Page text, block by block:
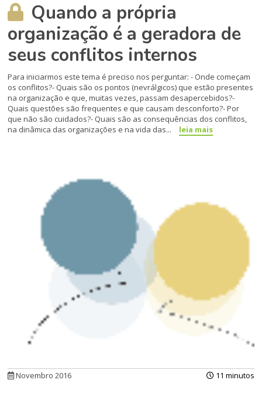
Quando a própria
organização é a geradora de
seus conflitos internos
Para iniciarmos este tema é preciso nos perguntar: - Onde começam
os conflitos?- Quais são os pontos (nevrálgicos) que estão pre­sentes
na organização e que, muitas vezes, pas­sam desapercebidos?-
Quais questões são frequentes e que causam desconforto?- Por
que não são cuidados?- Quais são as consequências dos conflitos,
na di­nâmica das organizações e na vida das...
leia mais
Novembro 2016 11 minutos